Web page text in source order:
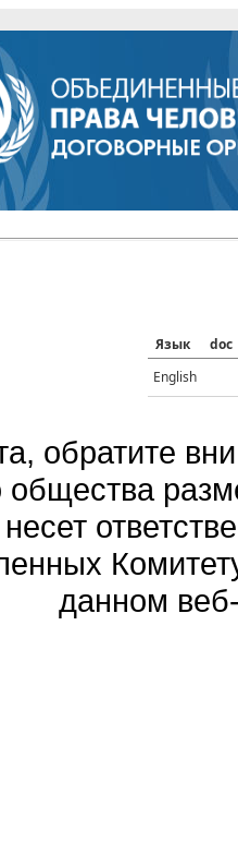
Язык
doc
English
обратите
общества
данном